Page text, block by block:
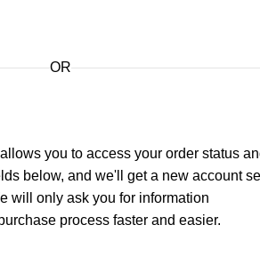
OR
you to access your order status
below, and we'll get a new account
will only ask you for information
process faster and easier.